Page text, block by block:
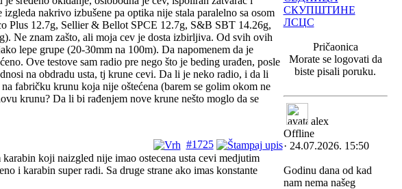
nakrivo izbušene pa optika nije stala paralelno sa osom
Plus 12.7g, Sellier & Bellot SPCE 12.7g, S&B SBT 14.26g,
Ne znam zašto, ali moja cev je dosta izbirljiva. Od svih ovih
lepe grupe (20-30mm na 100m). Da napomenem da je
Ove testove sam radio pre nego što je beding urađen, posle
na obdradu usta, tj krune cevi. Da li je neko radio, i da li
fabričku krunu koja nije oštećena (barem se golim okom ne
krunu? Da li bi rađenjem nove krune nešto moglo da se
#1725
koji naizgled nije imao ostecena usta cevi medjutim
i karabin super radi. Sa druge strane ako imas konstante
СКУПШТИНЕ
ЛСЦС
Pričaonica
Morate se logovati da
biste pisali poruku.
alex
Offline
· 24.07.2026. 15:50
Godinu dana od kad
nam nema našeg